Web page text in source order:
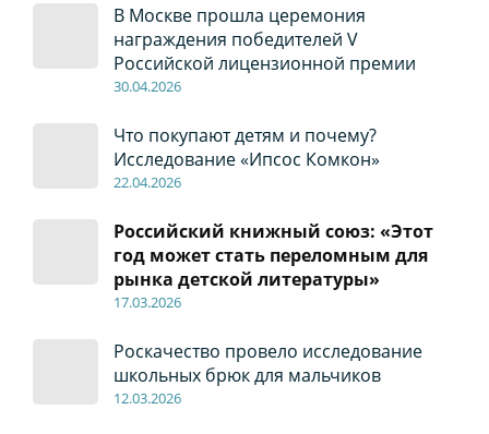
В Москве прошла церемония
награждения победителей V
Российской лицензионной премии
30.04.2026
Что покупают детям и почему?
Исследование «Ипсос Комкон»
22.04.2026
Российский книжный союз: «Этот
год может стать переломным для
рынка детской литературы»
17.03.2026
Роскачество провело исследование
школьных брюк для мальчиков
12.03.2026